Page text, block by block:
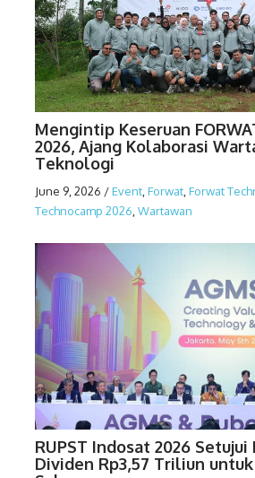
Mengintip Keseruan
2026, Ajang Kolaborasi
Teknologi
June 9, 2026 /Event Forwat Forwat
Technocamp 2026 Wartawan
RUPST Indosat 2026 Setujui
Dividen Rp3,57 Triliun